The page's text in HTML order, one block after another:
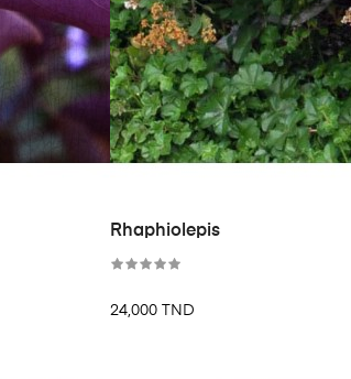
Rhaphiolepis
24,000 TND